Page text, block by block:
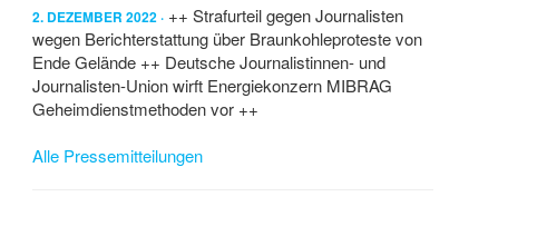
2. DEZEMBER 2022
++ Strafurteil gegen Journalisten
wegen Berichterstattung über Braunkohleproteste von
Ende Gelände ++ Deutsche Journalistinnen- und
Journalisten-Union wirft Energiekonzern MIBRAG
Geheimdienstmethoden vor ++
Alle Pressemitteilungen